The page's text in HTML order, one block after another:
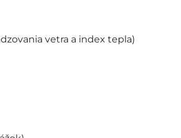
vetra a index tepla)